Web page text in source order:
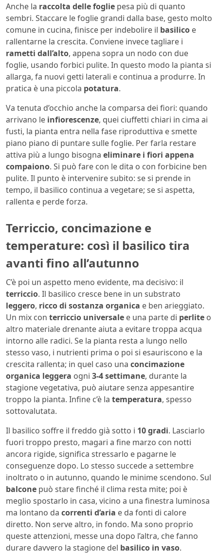
Anche la raccolta delle foglie pesa più di quanto
sembri. Staccare le foglie grandi dalla base, gesto molto
comune in cucina, finisce per indebolire il basilico e
rallentarne la crescita. Conviene invece tagliare i
rametti dall’alto, appena sopra un nodo con due
foglie, usando forbici pulite. In questo modo la pianta si
allarga, fa nuovi getti laterali e continua a produrre. In
pratica è una piccola potatura.
Va tenuta d’occhio anche la comparsa dei fiori: quando
arrivano le infiorescenze, quei ciuffetti chiari in cima ai
fusti, la pianta entra nella fase riproduttiva e smette
piano piano di puntare sulle foglie. Per farla restare
attiva più a lungo bisogna eliminare i fiori appena
compaiono. Si può fare con le dita o con forbicine ben
pulite. Il punto è intervenire subito: se si prende in
tempo, il basilico continua a vegetare; se si aspetta,
rallenta e perde forza.
Terriccio, concimazione e
temperature: così il basilico tira
avanti fino all’autunno
C’è poi un aspetto meno evidente, ma decisivo: il
terriccio. Il basilico cresce bene in un substrato
leggero, ricco di sostanza organica e ben arieggiato.
Un mix con terriccio universale e una parte di perlite o
altro materiale drenante aiuta a evitare troppa acqua
intorno alle radici. Se la pianta resta a lungo nello
stesso vaso, i nutrienti prima o poi si esauriscono e la
crescita rallenta; in quel caso una concimazione
organica leggera ogni 3-4 settimane, durante la
stagione vegetativa, può aiutare senza appesantire
troppo la pianta. Infine c’è la temperatura, spesso
sottovalutata.
Il basilico soffre il freddo già sotto i 10 gradi. Lasciarlo
fuori troppo presto, magari a fine marzo con notti
ancora rigide, significa stressarlo e pagarne le
conseguenze dopo. Lo stesso succede a settembre
inoltrato o in autunno, quando le minime scendono. Sul
balcone può stare finché il clima resta mite; poi è
meglio spostarlo in casa, vicino a una finestra luminosa
ma lontano da correnti d’aria e da fonti di calore
diretto. Non serve altro, in fondo. Ma sono proprio
queste attenzioni, messe una dopo l’altra, che fanno
durare davvero la stagione del basilico in vaso.